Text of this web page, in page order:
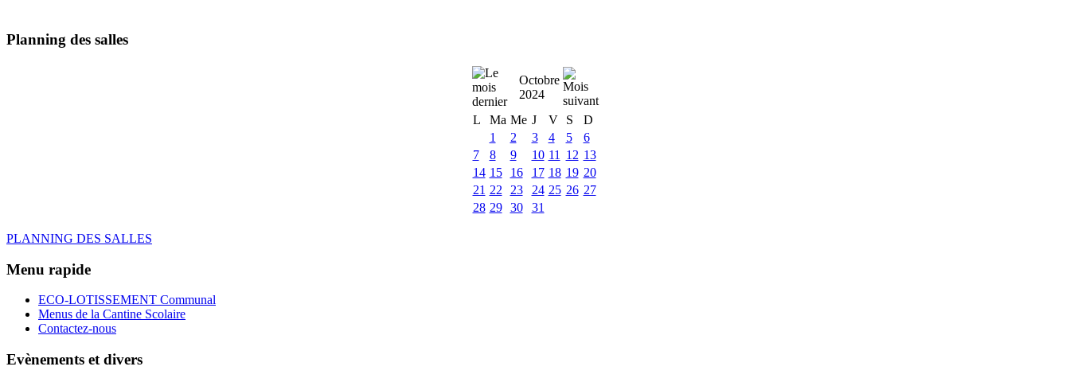
Planning des salles
Octobre
2024
L
Ma Me J V S
D
1
2 3 4 5
6
7
8 9 10 11 12 13
14 15 16 17 18 19 20
21 22 23 24 25 26 27
28 29 30 31
PLANNING DES SALLES
Menu rapide
ECO-LOTISSEMENT Communal
Menus de la Cantine Scolaire
Contactez-nous
Evènements et divers